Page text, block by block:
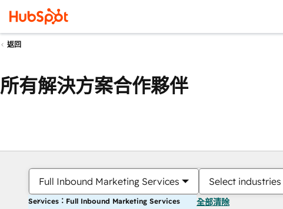
返回
所有解決方案合作夥伴
Full Inbound Marketing Services Select industries
Services：Full Inbound Marketing Services 全部清除